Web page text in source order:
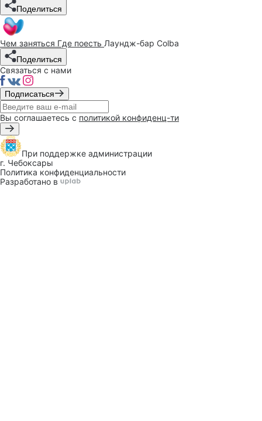
Поделиться
Чем заняться Где поесть Лаундж-бар Colba
Поделиться
Связаться с нами
Подписаться
Вы соглашаетесь с политикой конфиденц-ти
При поддержке администрации
г. Чебоксары
Политика конфиденциальности
Разработано в